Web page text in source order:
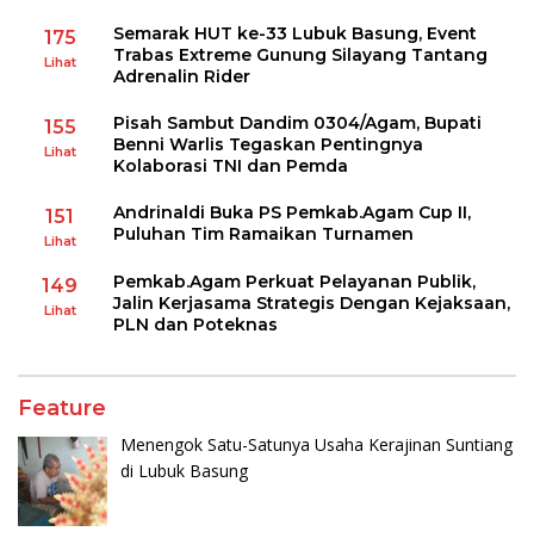
175
Lihat
Semarak HUT ke-33 Lubuk Basung, Event
Trabas Extreme Gunung Silayang Tantang
Adrenalin Rider
155
Lihat
Pisah Sambut Dandim 0304/Agam, Bupati
Benni Warlis Tegaskan Pentingnya
Kolaborasi TNI dan Pemda
151
Lihat
Andrinaldi Buka PS Pemkab.Agam Cup II,
Puluhan Tim Ramaikan Turnamen
149
Lihat
Pemkab.Agam Perkuat Pelayanan Publik,
Jalin Kerjasama Strategis Dengan Kejaksaan,
PLN dan Poteknas
Feature
Menengok Satu-Satunya Usaha Kerajinan Suntiang
di Lubuk Basung